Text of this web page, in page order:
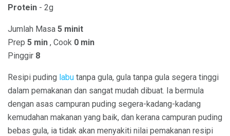
Protein - 2g
Jumlah Masa 5 minit
Prep 5 min , Cook 0 min
Pinggir 8
Resipi puding labu tanpa gula, gula tanpa gula segera tinggi
dalam pemakanan dan sangat mudah dibuat. Ia bermula
dengan asas campuran puding segera-kadang-kadang
kemudahan makanan yang baik, dan kerana campuran puding
bebas gula, ia tidak akan menyakiti nilai pemakanan resipi